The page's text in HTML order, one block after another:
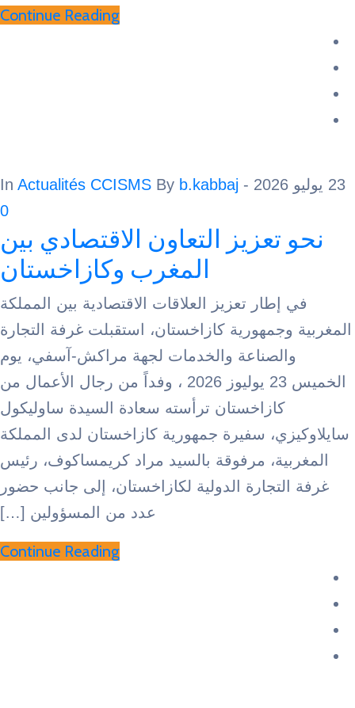
Continue Reading
- In
Actualités CCISMS By b.kabbaj
تعزيز التعاون الاقتصادي بين
المغرب وكازاخستان
إطار تعزيز العلاقات الاقتصادية بين المملكة
وجمهورية كازاخستان، استقبلت غرفة التجارة
والخدمات لجهة مراكش-آسفي، يوم
الخميس 23 يوليوز 2026 ، وفداً من رجال الأعمال من
كازاخستان ترأسته سعادة السيدة ساوليكول
سفيرة جمهورية كازاخستان لدى المملكة
مرفوقة بالسيد مراد كريمساكوف، رئيس
الدولية لكازاخستان، إلى جانب حضور
عدد من المسؤولين […]
Continue Reading